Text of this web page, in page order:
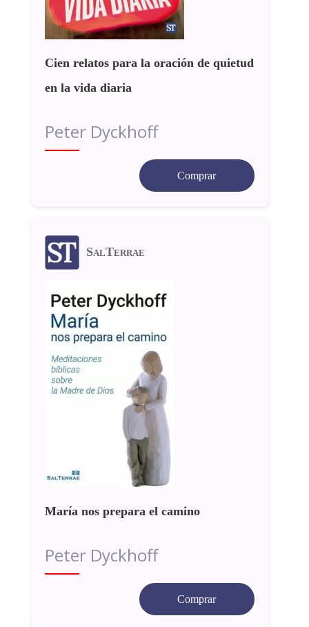
Cien relatos para la oración de quietud
en la vida diaria
Peter Dyckhoff
Comprar
SalTerrae
María nos prepara el camino
Peter Dyckhoff
Comprar